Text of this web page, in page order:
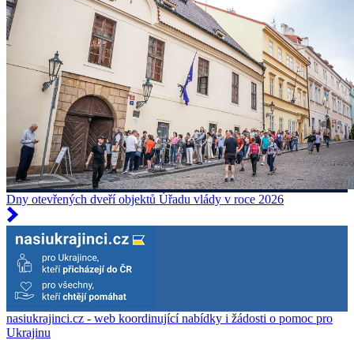
Dny otevřených dveří objektů Úřadu vlády v roce 2026
nasiukrajinci.cz - web koordinující nabídky i žádosti o pomoc pro
Ukrajinu